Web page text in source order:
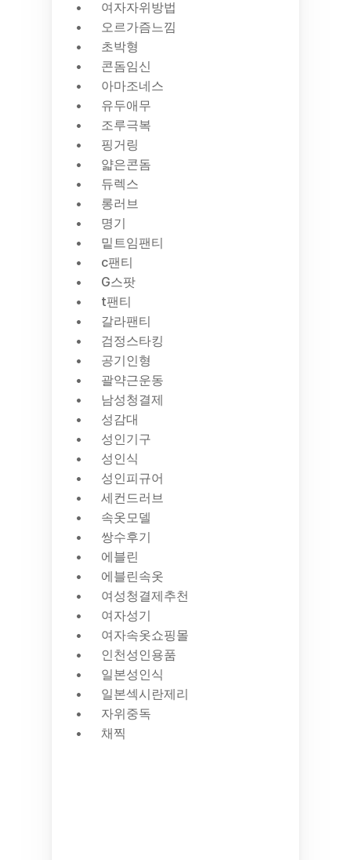
여자자위방법
오르가즘느낌
초박형
콘돔임신
아마조네스
유두애무
조루극복
핑거링
얇은콘돔
듀렉스
롱러브
명기
밑트임팬티
c팬티
G스팟
t팬티
갈라팬티
검정스타킹
공기인형
괄약근운동
남성청결제
성감대
성인기구
성인식
성인피규어
세컨드러브
속옷모델
쌍수후기
에블린
에블린속옷
여성청결제추천
여자성기
여자속옷쇼핑몰
인천성인용품
일본성인식
일본섹시란제리
자위중독
채찍